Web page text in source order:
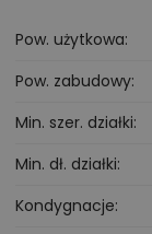
Pow. użytkowa
Pow. zabudowy
Min. szer. działki
Min. dł. działki
Kondygnacje